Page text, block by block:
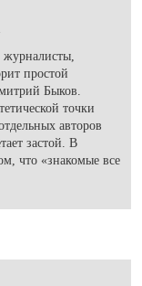
журналисты,
простой
Быков.
точки
авторов
застой. В
что «знакомые все